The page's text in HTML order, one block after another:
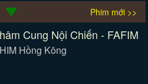
Phim mới >>
Cung Nội Chiến - FAFIM
Hồng Kông